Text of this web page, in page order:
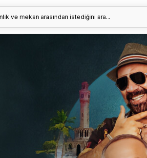
ve mekan arasından istediğini ara...